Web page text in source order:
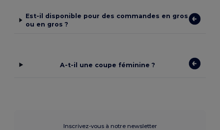
Est-il disponible pour des commandes en gros
ou en gros ?
A-t-il une coupe féminine ?
Inscrivez-vous à notre newsletter